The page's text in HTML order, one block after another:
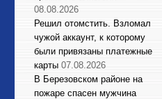
08.08.2026
Решил отомстить. Взломал
чужой аккаунт, к которому
были привязаны платежные
карты 07.08.2026
В Березовском районе на
пожаре спасен мужчина